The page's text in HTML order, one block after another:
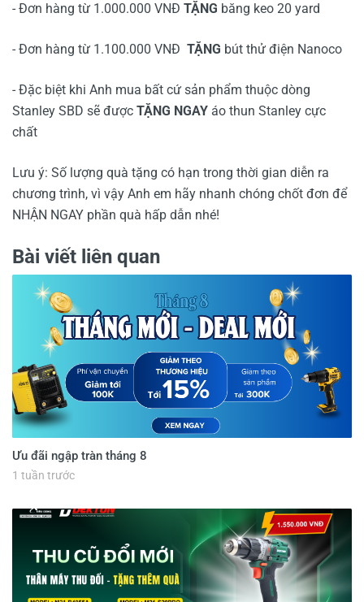
- Đơn hàng từ 1.000.000 VNĐ TẶNG băng keo 20 yard
- Đơn hàng từ 1.100.000 VNĐ TẶNG bút thử điện Nanoco
- Đặc biệt khi Anh mua bất cứ sản phẩm thuộc dòng
Stanley SBD sẽ được TẶNG NGAY áo thun Stanley cực
chất
Lưu ý: Số lượng quà tặng có hạn trong thời gian diễn ra
chương trình, vì vậy Anh em hãy nhanh chóng chốt đơn để
NHẬN NGAY phần quà hấp dẫn nhé!
Bài viết liên quan
Ưu đãi ngập tràn tháng 8
1 tuần trước